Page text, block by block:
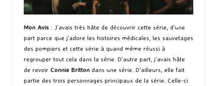
Mon Avis : J’avais très hâte de découvrir cette série, d’une
part parce que j’adore les histoires médicales, les sauvetages
des pompiers et cette série à quand même réussi à
regrouper tout cela dans la série. D’autre part, j’avais hâte
de revoir Connie Britton dans une série. D’ailleurs, elle fait
partie des trois personnages principaux de la série. Celle-ci